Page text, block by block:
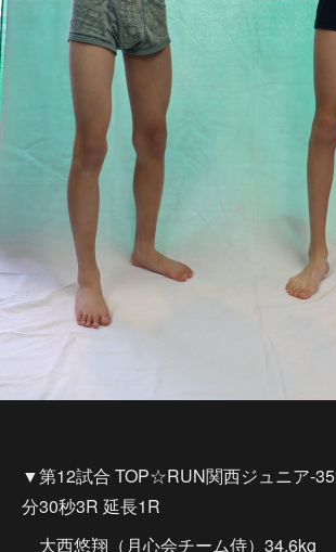
▼第12試合 TOP☆RUN関西ジュニア-
分30秒3R 延長1R
大西悠翔（月心会チーム侍）34.6kg